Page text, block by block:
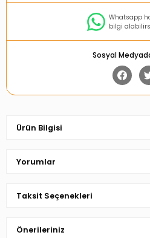
Whatsapp
bilgi
Sosyal
Ürün Bilgisi
Yorumlar
Taksit Seçenekleri
Önerileriniz